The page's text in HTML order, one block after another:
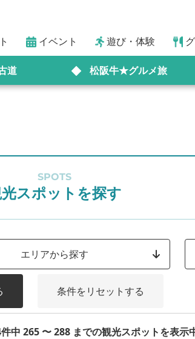
イベント 遊び・体験
道 松阪牛★グルメ旅
SPOTS
スポットを探す
エリアから探す
条件をリセットする
中 265 〜 288 までの観光スポットを表示